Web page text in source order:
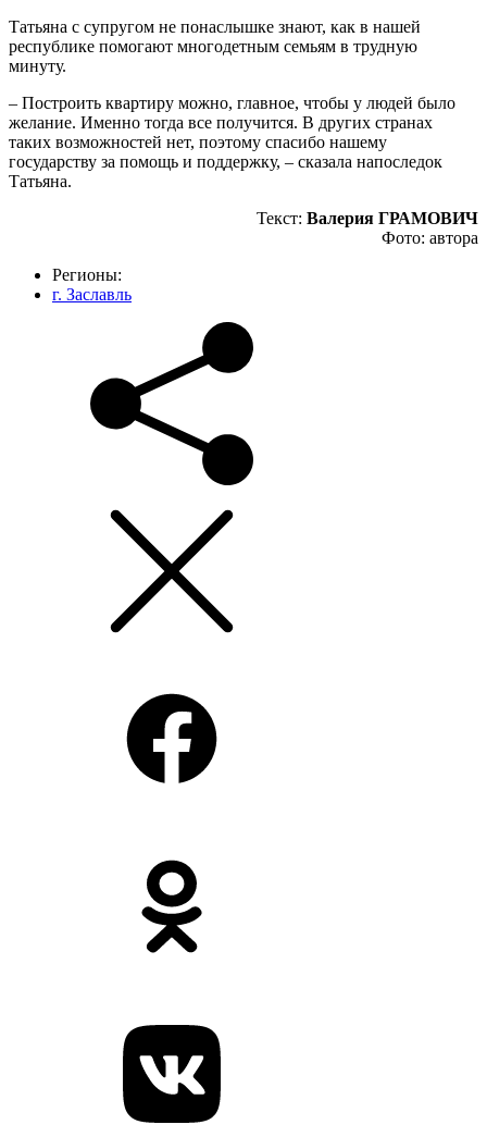
Татьяна с супругом не понаслышке знают, как в нашей
республике помогают многодетным семьям в трудную
минуту.
– Построить квартиру можно, главное, чтобы у людей было
желание. Именно тогда все получится. В других странах
таких возможностей нет, поэтому спасибо нашему
государству за помощь и поддержку, – сказала напоследок
Татьяна.
Текст: Валерия ГРАМОВИЧ
Фото: автора
Регионы:
г. Заславль